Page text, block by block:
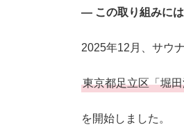
— この取り組みに
2025年12月、サウ
東京都足立区「堀
を開始しました。